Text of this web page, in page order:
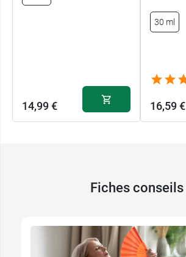
14,99 €
30 ml
16,59 €
Fiches conseils